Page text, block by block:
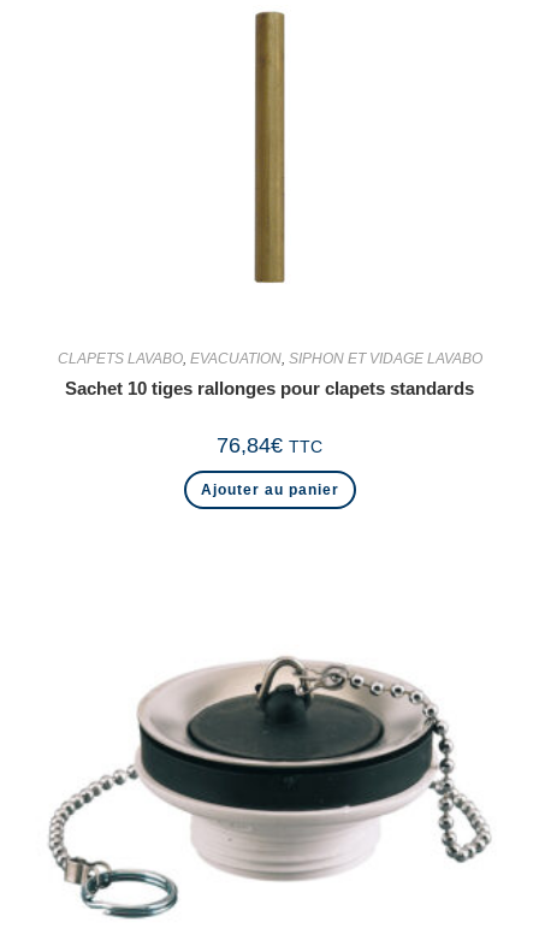
CLAPETS LAVABO, EVACUATION, SIPHON ET VIDAGE LAVABO
Sachet 10 tiges rallonges pour clapets standards
76,84€ TTC
Ajouter au panier